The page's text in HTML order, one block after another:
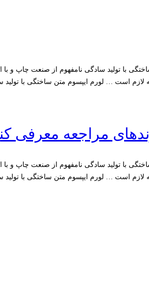
با تولید سادگی نامفهوم از صنعت چاپ و
لازم است … لورم ایپسوم متن ساختگی با
مراجعه معرفی
با تولید سادگی نامفهوم از صنعت چاپ و
لازم است … لورم ایپسوم متن ساختگی با